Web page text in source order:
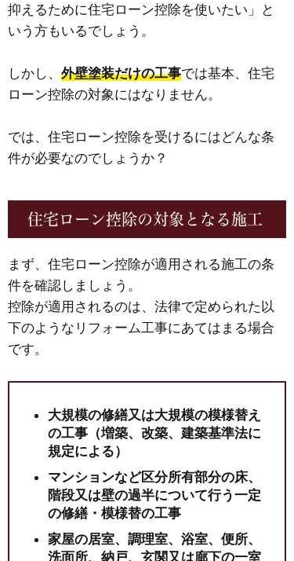
抑えるために住宅ローン控除を使いたい」と
いう方もいるでしょう。
しかし、 外壁塗装だけの工事では基本、住宅
ローン控除の対象にはなりません。
では、 住宅ローン控除を受けるにはどんな条
件が必要なのでしょうか？
住宅ローン控除の対象となる施工
まず、住宅ローン控除が適用される施工の条
件を確認しましょう。
控除が適用されるのは、法律で定められた以
下のようなリフォーム工事にあてはまる場合
です。
大規模の修繕又は大規模の模様替え
の工事（増築、改築、建築基準法に
規定による）
マンションなど区分所有部分の床、
階段又は壁の過半について行う一定
の修繕・模様替の工事
家屋の居室、調理室、浴室、便所、
洗面所、納戸、玄関又は廊下の一室